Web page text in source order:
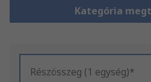
Kategória
Részösszeg (1 egység)*